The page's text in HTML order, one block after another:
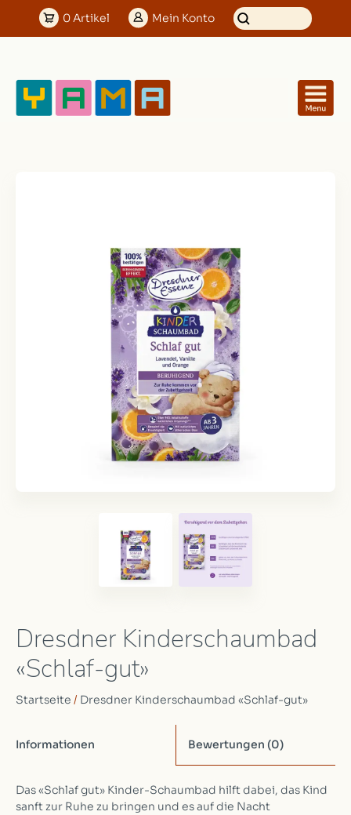
0Artikel Mein Konto
Dresdner Kinderschaumbad
«Schlaf-gut»
Startseite / Dresdner Kinderschaumbad «Schlaf-gut»
Informationen Bewertungen (0)
Das «Schlaf gut» Kinder-Schaumbad hilft dabei, das Kind
sanft zur Ruhe zu bringen und es auf die Nacht